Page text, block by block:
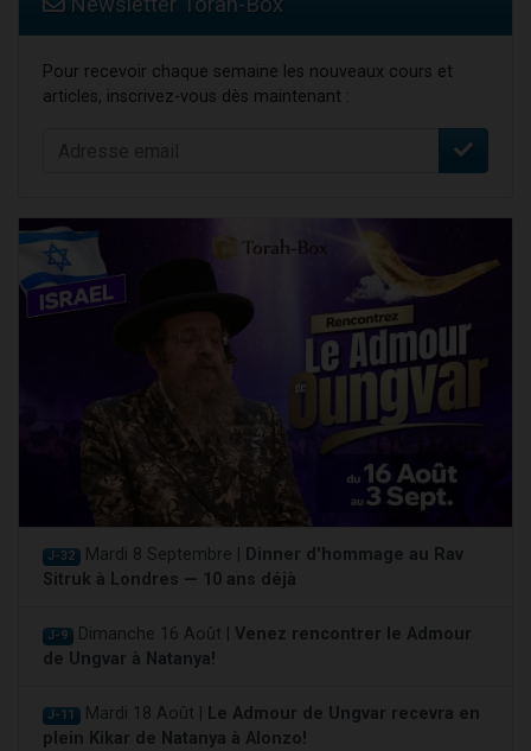
Pour recevoir chaque semaine les nouveaux cours et
articles, inscrivez-vous dès maintenant :
J-32 Mardi 8 Septembre |
Dinner d'hommage au Rav
Sitruk à Londres — 10 ans déjà
J-9 Dimanche 16 Août | Venez rencontrer le Admour
de Ungvar à Natanya!
J-11 Mardi 18 Août |
Le Admour de Ungvar recevra en
plein Kikar de Natanya à Alonzo!